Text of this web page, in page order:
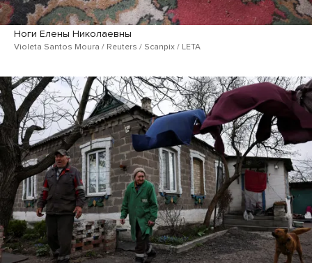
Ноги Елены Николаевны
Violeta Santos Moura / Reuters / Scanpix / LETA